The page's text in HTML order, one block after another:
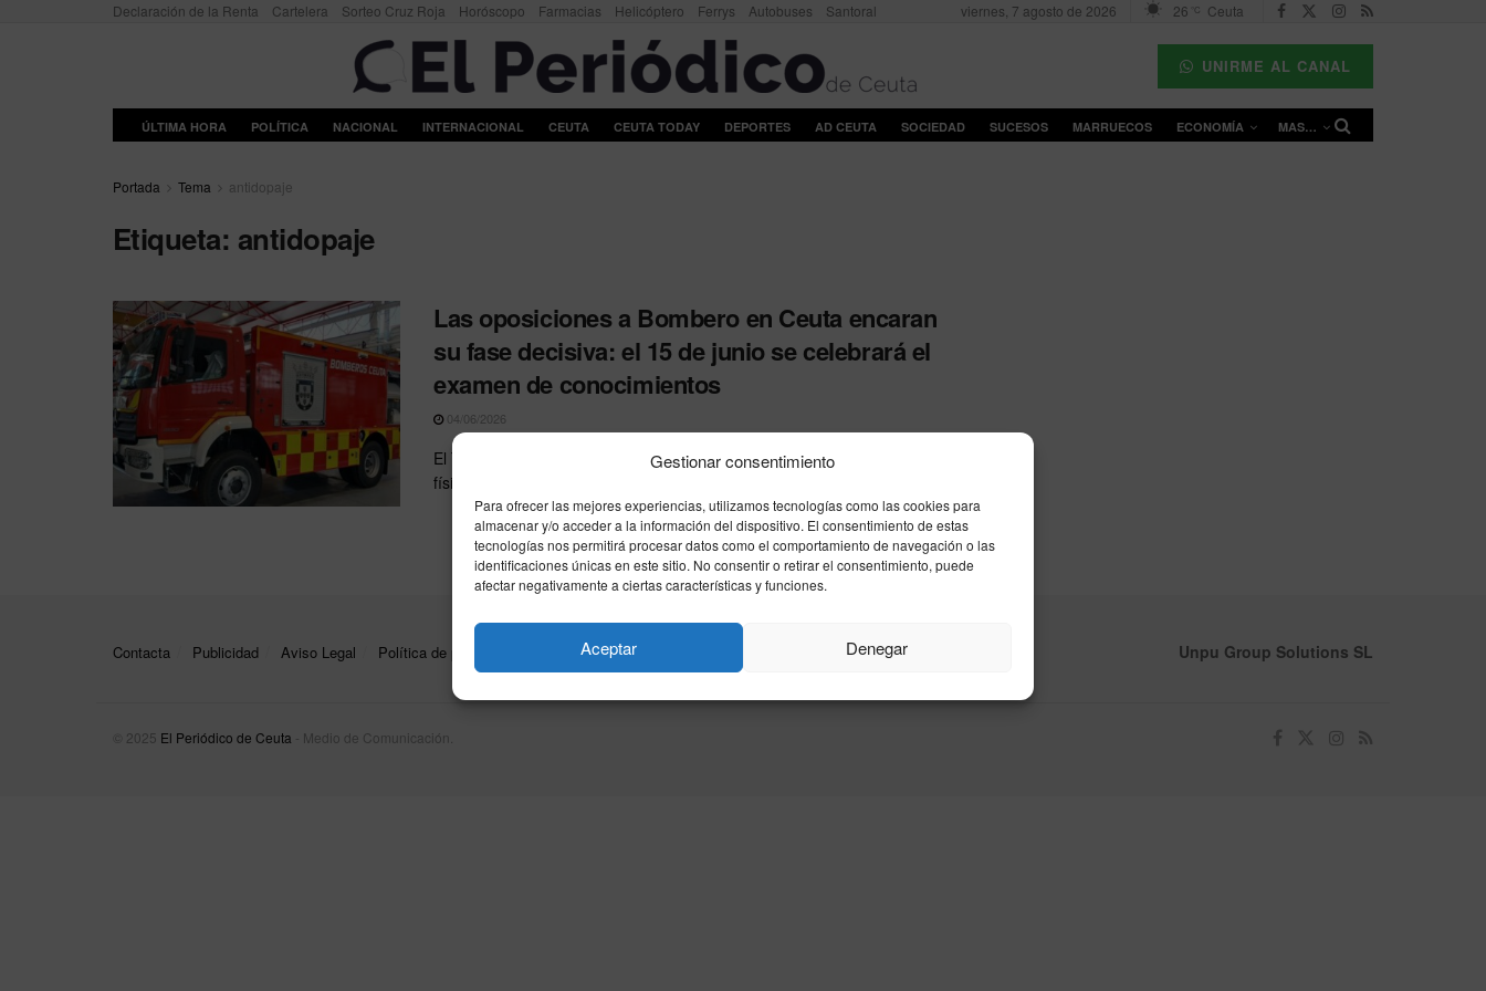
Gestionar consentimiento
Para ofrecer las mejores experiencias, utilizamos tecnologías como las cookies para
almacenar y/o acceder a la información del dispositivo. El consentimiento de estas
tecnologías nos permitirá procesar datos como el comportamiento de navegación o las
identificaciones únicas en este sitio. No consentir o retirar el consentimiento, puede
afectar negativamente a ciertas características y funciones.
Aceptar Denegar
Declaración de la Renta Cartelera Sorteo Cruz Roja Horóscopo Farmacias Helicóptero Ferrys Autobuses Santoral viernes, 7 agosto de 2026 26 °C Ceuta
UNIRME AL CANAL
ÚLTIMA HORA POLÍTICA NACIONAL INTERNACIONAL CEUTA CEUTA TODAY DEPORTES AD CEUTA SOCIEDAD SUCESOS MARRUECOS ECONOMÍA MAS…
Portada Tema antidopaje
Etiqueta: antidopaje
Las oposiciones a Bombero en Ceuta encaran
su fase decisiva: el 15 de junio se celebrará el
examen de conocimientos
04/06/2026
El Tribunal Calificador ratifica los resultados definitivos de las pruebas
físicas para las 11 plazas en juego y establece el ...
Contacta Publicidad Aviso Legal Política de privacidad Política de cookies Unpu Group Solutions SL
© 2025 El Periódico de Ceuta - Medio de Comunicación